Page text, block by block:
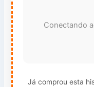
Conectando
Já comprou esta